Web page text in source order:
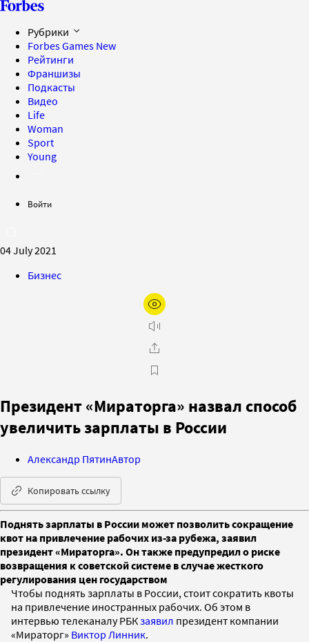
Рубрики
Forbes Games New
Рейтинги
Франшизы
Подкасты
Видео
Life
Woman
Sport
Young
Войти
04 July 2021
Бизнес
Президент «Мираторга» назвал способ
увеличить зарплаты в России
Александр ПятинАвтор
Копировать ссылку
Поднять зарплаты в России может позволить сокращение
квот на привлечение рабочих из-за рубежа, заявил
президент «Мираторга». Он также предупредил о риске
возвращения к советской системе в случае жесткого
регулирования цен государством
Чтобы поднять зарплаты в России, стоит сократить квоты
на привлечение иностранных рабочих. Об этом в
интервью телеканалу РБКзаявил президент компании
«Мираторг» Виктор Линник.